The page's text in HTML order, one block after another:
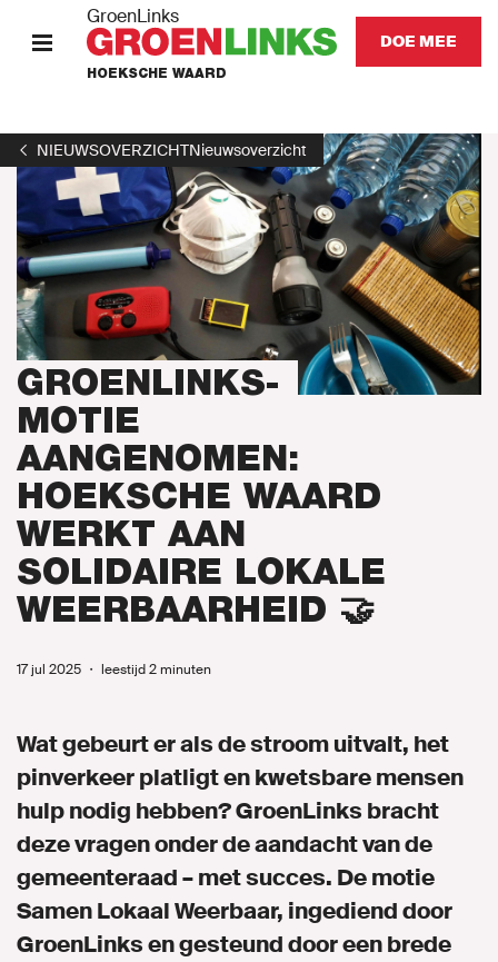
GroenLinks
HOEKSCHE WAARD
DOE MEE
NIEUWSOVERZICHTNieuwsoverzicht
GROENLINKS-
MOTIE
AANGENOMEN:
HOEKSCHE WAARD
WERKT AAN
SOLIDAIRE LOKALE
WEERBAARHEID 🤝
17 jul 2025 ・ leestijd 2 minuten
Wat gebeurt er als de stroom uitvalt, het
pinverkeer platligt en kwetsbare mensen
hulp nodig hebben? GroenLinks bracht
deze vragen onder de aandacht van de
gemeenteraad – met succes. De motie
Samen Lokaal Weerbaar, ingediend door
GroenLinks en gesteund door een brede
HOME
STANDPUNTEN
KOM IN ACTIE
Onze mensen
Onze afdeling
Nieuws
Agenda
Naar GroenLinks.nl